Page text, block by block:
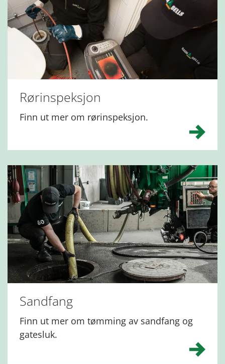
Rørinspeksjon
Finn ut mer om rørinspeksjon.
Sandfang
Finn ut mer om tømming av sandfang og
gatesluk.